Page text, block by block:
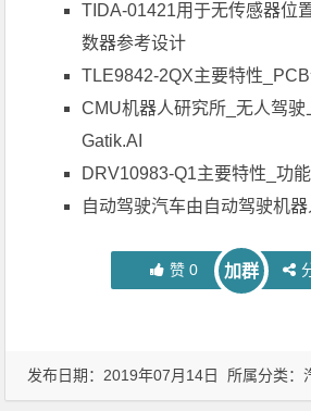
TIDA-01421用于无传感器位
数器参考设计
TLE9842-2QX主要特性_PCB
CMU机器人研究所_无人驾驶
Gatik.AI
DRV10983-Q1主要特性_功
自动驾驶汽车由自动驾驶机
赞 0 加群
发布日期：2019年07月14日 所属分类：